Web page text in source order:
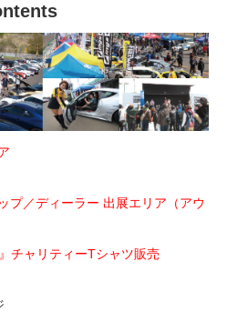
プ／ディーラー 出展エリア（アウ
チャリティーTシャツ販売